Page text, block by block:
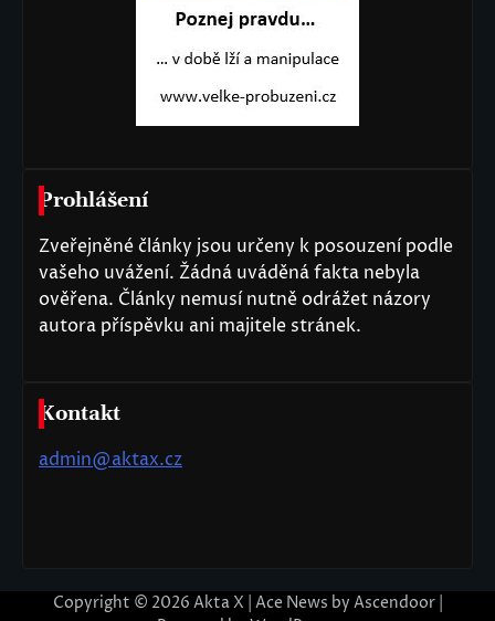
Prohlášení
Zveřejněné články jsou určeny k posouzení podle
vašeho uvážení. Žádná uváděná fakta nebyla
ověřena. Články nemusí nutně odrážet názory
autora příspěvku ani majitele stránek.
Kontakt
admin@aktax.cz
Copyright © 2026 Akta X | Ace News by Ascendoor|